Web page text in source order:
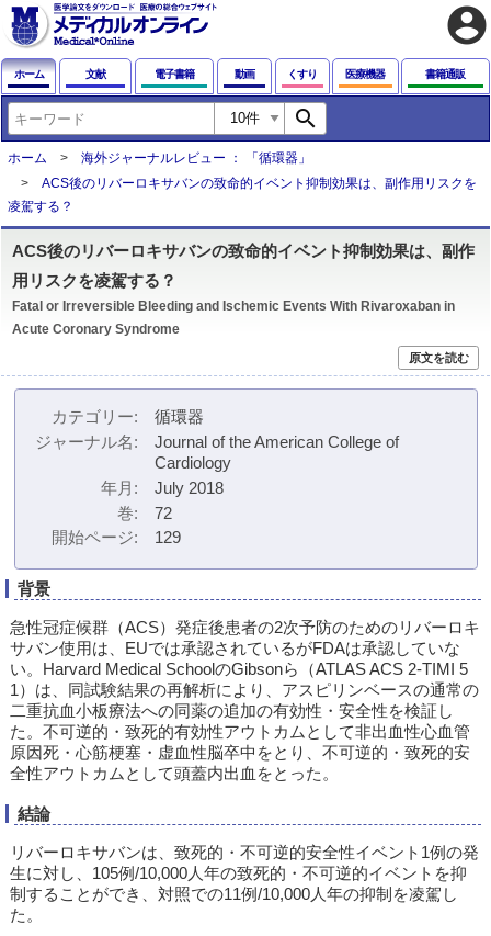
account_circle
ホーム 文献 電子書籍 動画 くすり 医療機器 書籍通販
search
ホーム
海外ジャーナルレビュー ： 「循環器」
ACS後のリバーロキサバンの致命的イベント抑制効果は、副作用リスクを
凌駕する？
ACS後のリバーロキサバンの致命的イベント抑制効果は、副作
用リスクを凌駕する？
Fatal or Irreversible Bleeding and Ischemic Events With Rivaroxaban in
Acute Coronary Syndrome
原文を読む
カテゴリー
循環器
ジャーナル名
Journal of the American College of
Cardiology
年月
July 2018
巻
72
開始ページ
129
背景
急性冠症候群（ACS）発症後患者の2次予防のためのリバーロキ
サバン使用は、EUでは承認されているがFDAは承認していな
い。Harvard Medical SchoolのGibsonら（ATLAS ACS 2-TIMI 5
1）は、同試験結果の再解析により、アスピリンベースの通常の
二重抗血小板療法への同薬の追加の有効性・安全性を検証し
た。不可逆的・致死的有効性アウトカムとして非出血性心血管
原因死・心筋梗塞・虚血性脳卒中をとり、不可逆的・致死的安
全性アウトカムとして頭蓋内出血をとった。
結論
リバーロキサバンは、致死的・不可逆的安全性イベント1例の発
生に対し、105例/10,000人年の致死的・不可逆的イベントを抑
制することができ、対照での11例/10,000人年の抑制を凌駕し
た。